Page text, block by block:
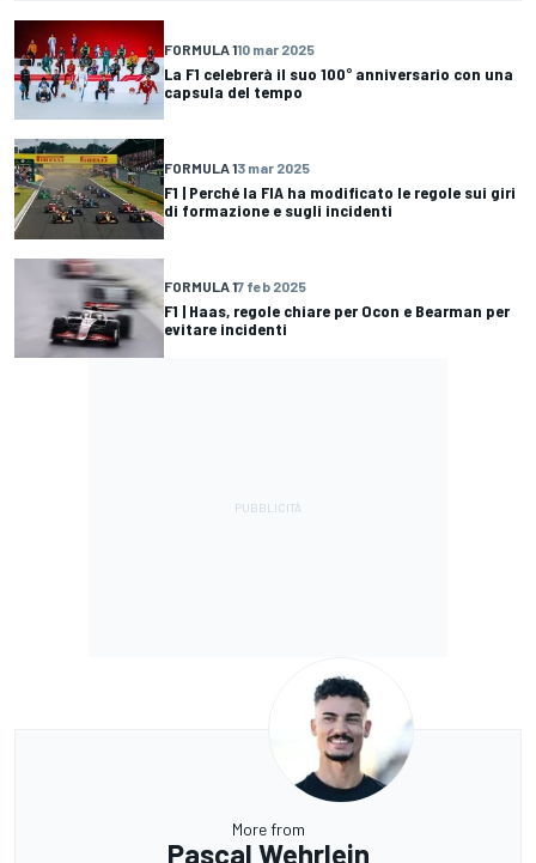
FORMULA 110 mar 2025
La F1 celebrerà il suo 100° anniversario con una
capsula del tempo
FORMULA 13 mar 2025
F1 | Perché la FIA ha modificato le regole sui giri
di formazione e sugli incidenti
FORMULA 17 feb 2025
F1 | Haas, regole chiare per Ocon e Bearman per
evitare incidenti
More from
Pascal Wehrlein